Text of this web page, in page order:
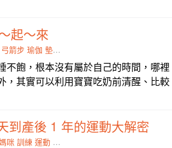
起～來
弓箭步 瑜伽 墊上
不飽，根本沒有屬於自己的時間，哪裡
，其實可以利用寶寶吃奶前清醒、比較
到產後 1 年的運動大解密
咪 訓練 運動 生產